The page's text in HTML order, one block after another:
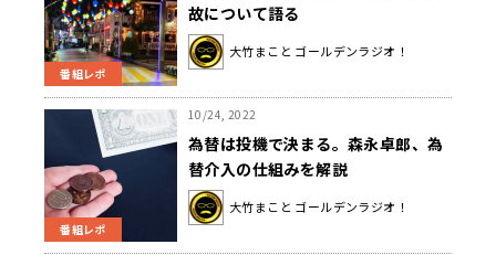
番組レポ
故について語る
大竹まこと ゴールデンラジオ！
番組レポ
10/24, 2022
為替は投機で決まる。森永卓郎、為
替介入の仕組みを解説
大竹まこと ゴールデンラジオ！